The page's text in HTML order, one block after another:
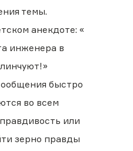
темы.
анекдоте: «
инженера в
быстро
во всем
или
зерно правды